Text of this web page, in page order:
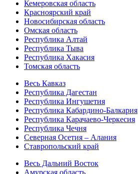
Кемеровская область
Красноярский край
Новосибирская область
Омская область
Республика Алтай
Республика Тыва
Республика Хакасия
Томская область
Весь Кавказ
Республика Дагестан
Республика Ингушетия
Республика Кабардино-Балкария
Республика Карачаево-Черкесия
Республика Чечня
Северная Осетия – Алания
Ставропольский край
Весь Дальний Восток
Амурская область